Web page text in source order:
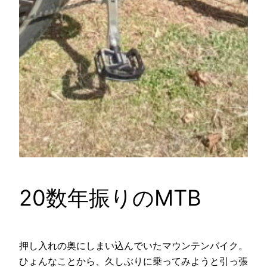
20数年振りのMTB
押し入れの奥にしまい込んでいたマウンテンバイク。
ひょんなことから、久しぶりに乗ってみようと引っ張